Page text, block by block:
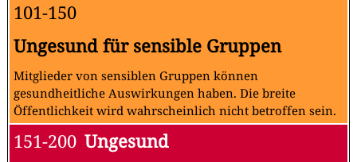
101-150
Ungesund für sensible Gruppen
Mitglieder von sensiblen Gruppen können
gesundheitliche Auswirkungen haben. Die breite
Öffentlichkeit wird wahrscheinlich nicht betroffen sein.
151-200 Ungesund